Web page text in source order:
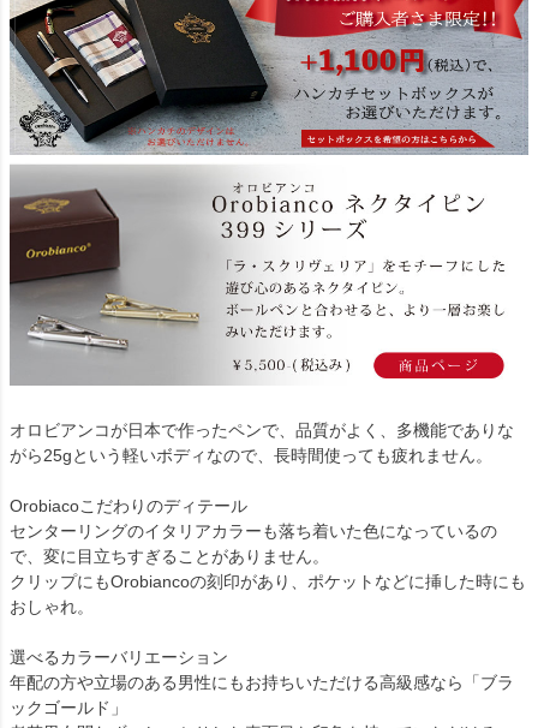
オロビアンコが日本で作ったペンで、品質がよく、多機能でありな
がら25gという軽いボディなので、長時間使っても疲れません。
Orobiacoこだわりのディテール
センターリングのイタリアカラーも落ち着いた色になっているの
で、変に目立ちすぎることがありません。
クリップにもOrobiancoの刻印があり、ポケットなどに挿した時にも
おしゃれ。
選べるカラーバリエーション
年配の方や立場のある男性にもお持ちいただける高級感なら「ブラ
ックゴールド」